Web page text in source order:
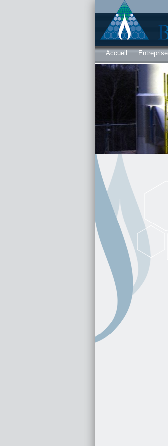
Accueil Entreprise